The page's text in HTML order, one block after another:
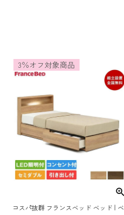
コスパ抜群 フランスベッド ベッド | ベ
3％オフ対象商品